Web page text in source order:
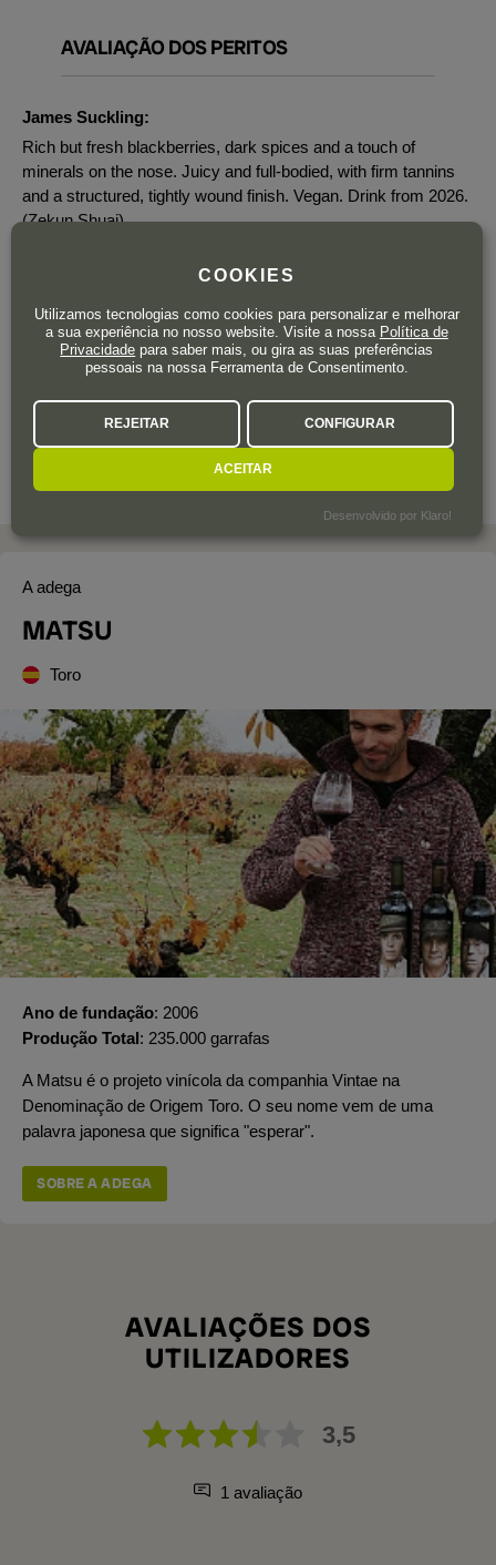
AVALIAÇÃO DOS PERITOS
James Suckling:
Rich but fresh blackberries, dark spices and a touch of
minerals on the nose. Juicy and full-bodied, with firm tannins
and a structured, tightly wound finish. Vegan. Drink from 2026.
(Zekun Shuai)
16,90 € IVA incluído
A adega
MATSU
Toro
Ano de fundação 2006
Produção Total 235.000 garrafas
A Matsu é o projeto vinícola da companhia Vintae na
Denominação de Origem Toro. O seu nome vem de uma
palavra japonesa que significa "esperar".
SOBRE A ADEGA
AVALIAÇÕES DOS
UTILIZADORES
3,5
1 avaliação
COOKIES
Utilizamos tecnologias como cookies para personalizar e melhorar
a sua experiência no nosso website. Visite a nossa Política de
Privacidade para saber mais, ou gira as suas preferências
pessoais na nossa Ferramenta de Consentimento.
REJEITAR CONFIGURAR
ACEITAR
Desenvolvido por Klaro!